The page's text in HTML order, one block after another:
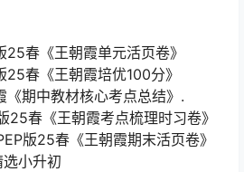
春《王朝霞单元活页卷》
春《王朝霞培优100分》
《期中教材核心考点总结》.
春《王朝霞考点梳理时习卷》
版25春《王朝霞期末活页卷》
小升初